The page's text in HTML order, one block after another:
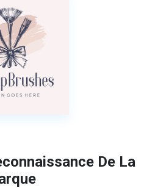
De La